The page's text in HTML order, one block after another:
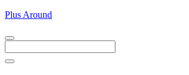
Skip
content
Plus Around
Menu
Menu